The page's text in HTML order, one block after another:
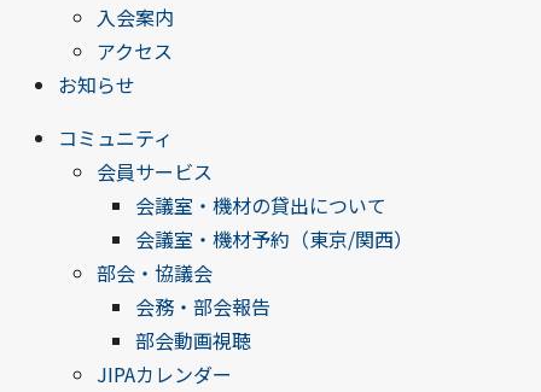
入会案内
アクセス
お知らせ
コミュニティ
会員サービス
会議室・機材の貸出について
会議室・機材予約（東京/関西）
部会・協議会
会務・部会報告
部会動画視聴
JIPAカレンダー